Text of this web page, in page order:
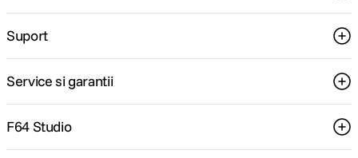
Suport
Service si garantii
F64 Studio